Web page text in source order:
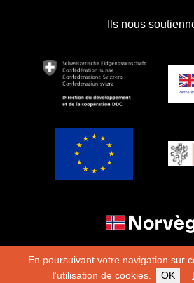
En poursuivant votre navigation sur
l'utilisation de cookies.
OK
Ils nous